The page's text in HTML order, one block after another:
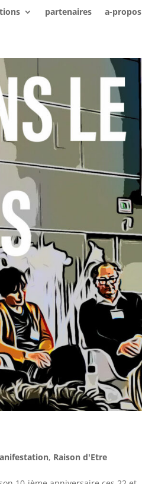
partenaires a-propos
, Raison d'Etre